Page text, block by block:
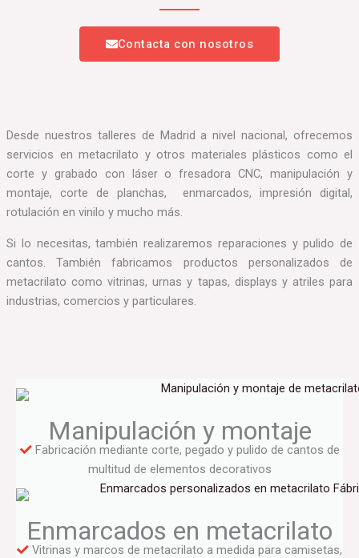
Contacta con nosotros
Desde nuestros talleres de Madrid a nivel nacional, ofrecemos
servicios en metacrilato y otros materiales plásticos como el
corte y grabado con láser o fresadora CNC, manipulación y
montaje, corte de planchas, enmarcados, impresión digital,
rotulación en vinilo y mucho más.
Si lo necesitas, también realizaremos reparaciones y pulido de
cantos. También fabricamos productos personalizados de
metacrilato como vitrinas, urnas y tapas, displays y atriles para
industrias, comercios y particulares.
Manipulación y montaje
Fabricación mediante corte, pegado y pulido de cantos de
multitud de elementos decorativos
Enmarcados en metacrilato
Vitrinas y marcos de metacrilato a medida para camisetas,